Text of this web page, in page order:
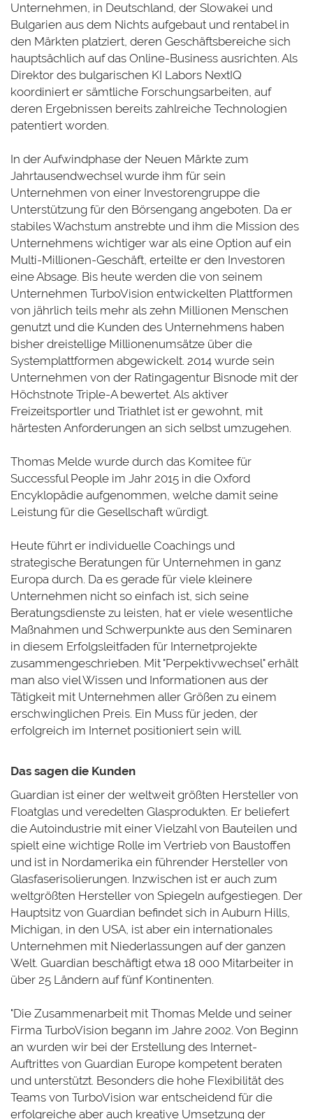
Unternehmen, in Deutschland, der Slowakei und
Bulgarien aus dem Nichts aufgebaut und rentabel in
den Märkten platziert, deren Geschäftsbereiche sich
hauptsächlich auf das Online-Business ausrichten. Als
Direktor des bulgarischen KI Labors NextIQ
koordiniert er sämtliche Forschungsarbeiten, auf
deren Ergebnissen bereits zahlreiche Technologien
patentiert worden.
In der Aufwindphase der Neuen Märkte zum
Jahrtausendwechsel wurde ihm für sein
Unternehmen von einer Investorengruppe die
Unterstützung für den Börsengang angeboten. Da er
stabiles Wachstum anstrebte und ihm die Mission des
Unternehmens wichtiger war als eine Option auf ein
Multi-Millionen-Geschäft, erteilte er den Investoren
eine Absage. Bis heute werden die von seinem
Unternehmen TurboVision entwickelten Plattformen
von jährlich teils mehr als zehn Millionen Menschen
genutzt und die Kunden des Unternehmens haben
bisher dreistellige Millionenumsätze über die
Systemplattformen abgewickelt. 2014 wurde sein
Unternehmen von der Ratingagentur Bisnode mit der
Höchstnote Triple-A bewertet. Als aktiver
Freizeitsportler und Triathlet ist er gewohnt, mit
härtesten Anforderungen an sich selbst umzugehen.
Thomas Melde wurde durch das Komitee für
Successful People im Jahr 2015 in die Oxford
Encyklopädie aufgenommen, welche damit seine
Leistung für die Gesellschaft würdigt.
Heute führt er individuelle Coachings und
strategische Beratungen für Unternehmen in ganz
Europa durch. Da es gerade für viele kleinere
Unternehmen nicht so einfach ist, sich seine
Beratungsdienste zu leisten, hat er viele wesentliche
Maßnahmen und Schwerpunkte aus den Seminaren
in diesem Erfolgsleitfaden für Internetprojekte
zusammengeschrieben. Mit "Perpektivwechsel" erhält
man also viel Wissen und Informationen aus der
Tätigkeit mit Unternehmen aller Größen zu einem
erschwinglichen Preis. Ein Muss für jeden, der
erfolgreich im Internet positioniert sein will.
Das sagen die Kunden
Guardian ist einer der weltweit größten Hersteller von
Floatglas und veredelten Glasprodukten. Er beliefert
die Autoindustrie mit einer Vielzahl von Bauteilen und
spielt eine wichtige Rolle im Vertrieb von Baustoffen
und ist in Nordamerika ein führender Hersteller von
Glasfaserisolierungen. Inzwischen ist er auch zum
weltgrößten Hersteller von Spiegeln aufgestiegen. Der
Hauptsitz von Guardian befindet sich in Auburn Hills,
Michigan, in den USA, ist aber ein internationales
Unternehmen mit Niederlassungen auf der ganzen
Welt. Guardian beschäftigt etwa 18 000 Mitarbeiter in
über 25 Ländern auf fünf Kontinenten.
"Die Zusammenarbeit mit Thomas Melde und seiner
Firma TurboVision begann im Jahre 2002. Von Beginn
an wurden wir bei der Erstellung des Internet-
Auftrittes von Guardian Europe kompetent beraten
und unterstützt. Besonders die hohe Flexibilität des
Teams von TurboVision war entscheidend für die
erfolgreiche aber auch kreative Umsetzung der